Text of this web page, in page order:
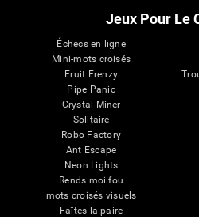
Jeux Pour Le
Échecs en ligne
Mini-mots croisés
Fruit Frenzy
Pipe Panic
Crystal Miner
Solitaire
Robo Factory
Ant Escape
Neon Lights
Rends moi fou
mots croisés visuels
Faîtes la paire